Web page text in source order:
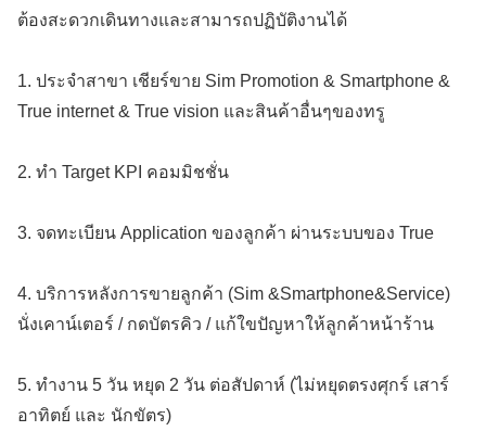
ต้องสะดวกเดินทางและสามารถปฏิบัติงานได้
1. ประจำสาขา เชียร์ขาย Sim Promotion & Smartphone &
True internet & True vision และสินค้าอื่นๆของทรู
2. ทำ Target KPI คอมมิชชั่น
3. จดทะเบียน Application ของลูกค้า ผ่านระบบของ True
4. บริการหลังการขายลูกค้า (Sim &Smartphone&Service)
นั่งเคาน์เตอร์ / กดบัตรคิว / แก้ใขปัญหาให้ลูกค้าหน้าร้าน
5. ทำงาน 5 วัน หยุด 2 วัน ต่อสัปดาห์ (ไม่หยุดตรงศุกร์ เสาร์
อาทิตย์ และ นักขัตร)